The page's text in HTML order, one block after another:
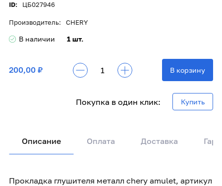
ID: ЦБ027946
Производитель: CHERY
В наличии 1 шт.
200,00 ₽ В корзину
Покупка в один клик: Купить
Описание Оплата Доставка
Прокладка глушителя металл chery amulet, артикул